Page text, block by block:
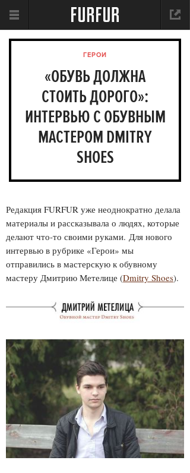
ГЕРОИ
«ОБУВЬ ДОЛЖНА
СТОИТЬ ДОРОГО»:
ИНТЕРВЬЮ С ОБУВНЫМ
МАСТЕРОМ DMITRY
SHOES
Редакция FURFUR уже неоднократно делала
материалы и рассказывала о людях, которые
делают что-то своими руками. Для нового
интервью в рубрике «Герои» мы
отправились в мастерскую к обувному
мастеру Дмитрию Метелице (Dmitry Shoes).